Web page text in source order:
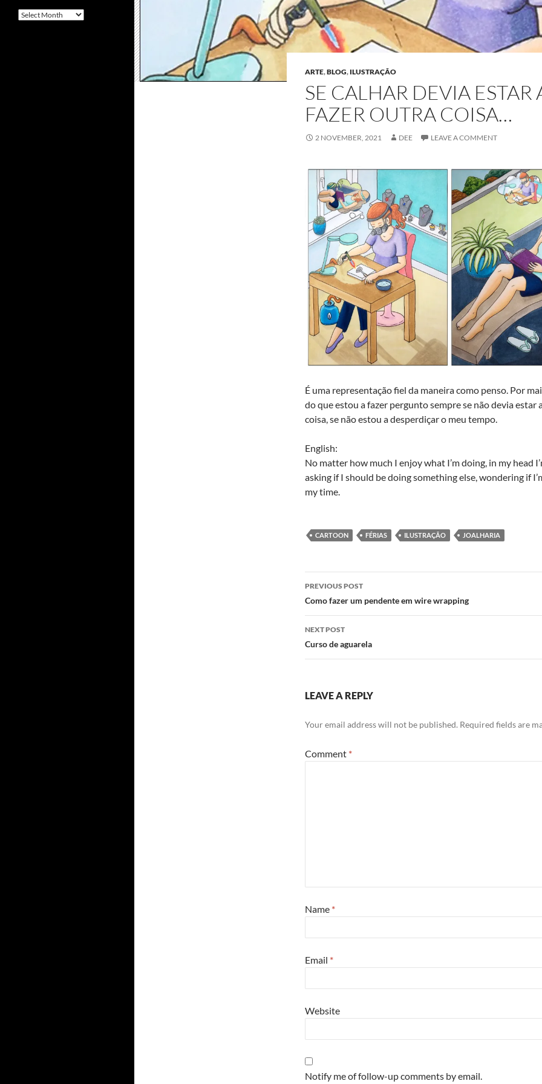
ARTE,BLOG, ILUSTRAÇÃO
SE CALHAR DEVIA ESTAR
FAZER OUTRA COISA…
2 NOVEMBER, 2021 DEE LEAVE A COMMENT
É uma representação fiel da maneira como penso. Por
do que estou a fazer pergunto sempre se não devia estar
coisa, se não estou a desperdiçar o meu tempo.
English:
No matter how much I enjoy what I’m doing, in my head
asking if I should be doing something else, wondering if
my time.
CARTOON FÉRIAS ILUSTRAÇÃO JOALHARIA
Post
navigation
PREVIOUS POST
Como fazer um pendente em wire wrapping
NEXT POST
Curso de aguarela
LEAVE A REPLY
Your email address will not be published. Required fields are
Comment *
Name *
Email *
Website
Notify me of follow-up comments by email.
Arquivo